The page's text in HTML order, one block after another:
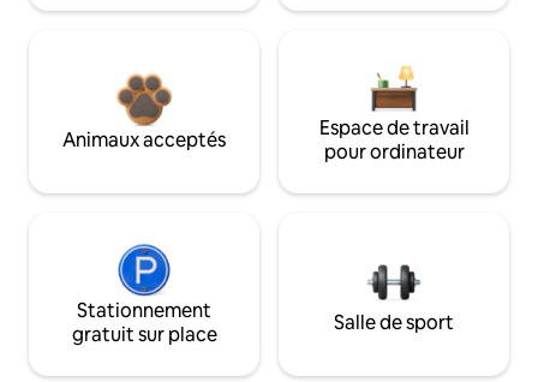
Animaux acceptés
Espace de travail
pour ordinateur
Stationnement
gratuit sur place
Salle de sport